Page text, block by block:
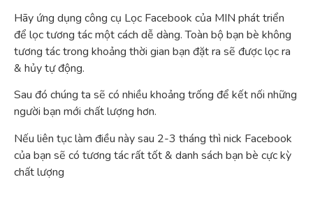
Hãy ứng dụng công cụ Lọc Facebook của MIN phát triển
để lọc tương tác một cách dễ dàng. Toàn bộ bạn bè không
tương tác trong khoảng thời gian bạn đặt ra sẽ được lọc ra
& hủy tự động.
Sau đó chúng ta sẽ có nhiều khoảng trống để kết nối những
người bạn mới chất lượng hơn.
Nếu liên tục làm điều này sau 2-3 tháng thì nick Facebook
của bạn sẽ có tương tác rất tốt & danh sách bạn bè cực kỳ
chất lượng